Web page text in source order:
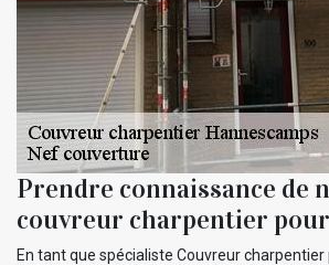
Prendre connaissance de
couvreur charpentier
En tant que spécialiste Couvreur charpentier